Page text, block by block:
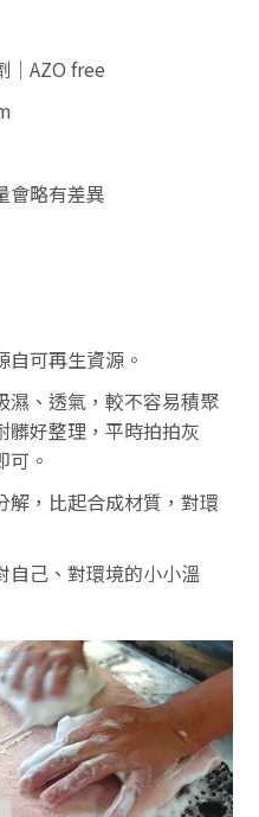
｜AZO free
會略有差異
可再生資源。
濕、透氣，較不容易積聚
髒好整理，平時拍拍灰
可。
解，比起合成材質，對環
自己、對環境的小小溫